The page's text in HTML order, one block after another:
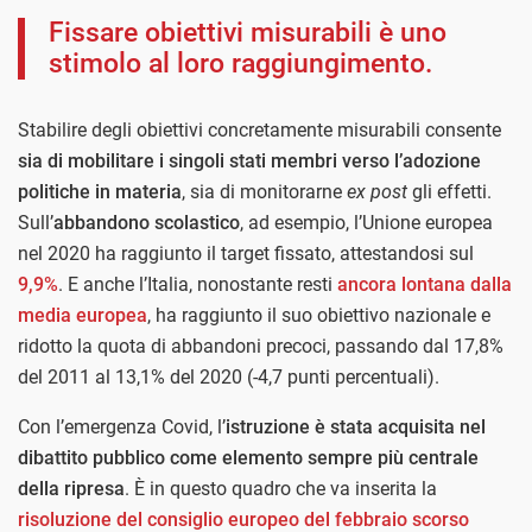
Fissare obiettivi misurabili è uno
stimolo al loro raggiungimento.
Stabilire degli obiettivi concretamente misurabili consente
sia di mobilitare i singoli stati membri verso l’adozione
politiche in materia, sia di monitorarne ex post gli effetti.
Sull’abbandono scolastico, ad esempio, l’Unione europea
nel 2020 ha raggiunto il target fissato, attestandosi sul
9,9%. E anche l’Italia, nonostante resti ancora lontana dalla
media europea, ha raggiunto il suo obiettivo nazionale e
ridotto la quota di abbandoni precoci, passando dal 17,8%
del 2011 al 13,1% del 2020 (-4,7 punti percentuali).
Con l’emergenza Covid, l’istruzione è stata acquisita nel
dibattito pubblico come elemento sempre più centrale
della ripresa. È in questo quadro che va inserita la
risoluzione del consiglio europeo del febbraio scorso